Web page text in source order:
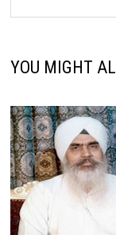
YOU MIGHT